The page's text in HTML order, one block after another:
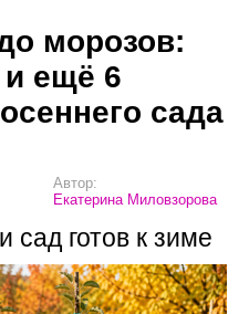
морозов:
и ещё 6
сада
Автор:
Екатерина Миловзорова
готов к зиме